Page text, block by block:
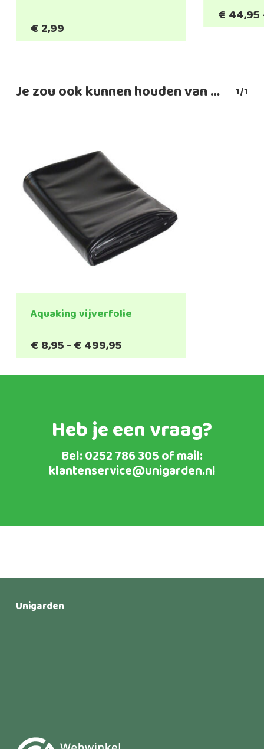
€ 2,99
€ 44,95
Je zou ook kunnen houden van … 1/1
Aquaking vijverfolie
€ 8,95-€ 499,95Prijsklasse:
€8,95
tot
Heb je een vraag?
Bel:0252 786 305of mail:
klantenservice@unigarden.nl
Unigarden